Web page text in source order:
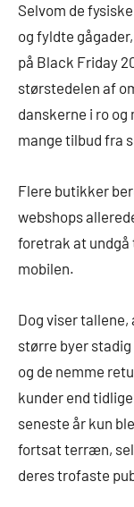
Selvom de
og fyldte
på Black Friday
størstedelen af
danskerne i ro og
mange tilbud fra
Flere butikker
webshops
foretrak at undgå
mobilen.
Dog viser
større byer
og de nemme
kunder end
seneste år kun
fortsat terræn,
deres trofaste